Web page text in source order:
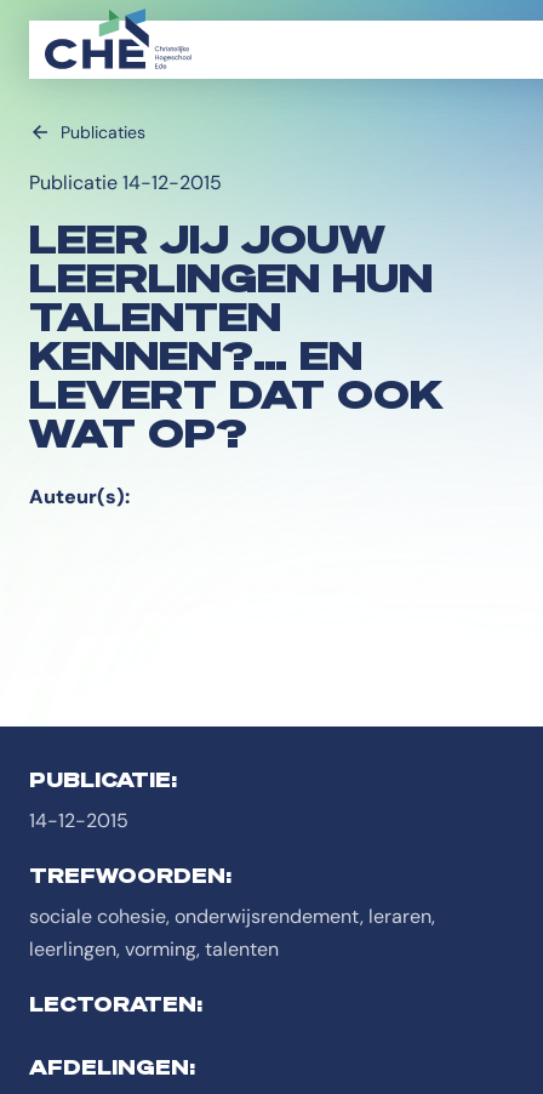
Publicaties
Publicatie 14-12-2015
LEER JIJ JOUW
LEERLINGEN HUN
TALENTEN
KENNEN?… EN
LEVERT DAT OOK
WAT OP?
Auteur(s):
PUBLICATIE:
14-12-2015
TREFWOORDEN:
sociale cohesie, onderwijsrendement, leraren,
leerlingen, vorming, talenten
LECTORATEN:
AFDELINGEN: